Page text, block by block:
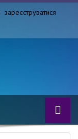
зареєструватися